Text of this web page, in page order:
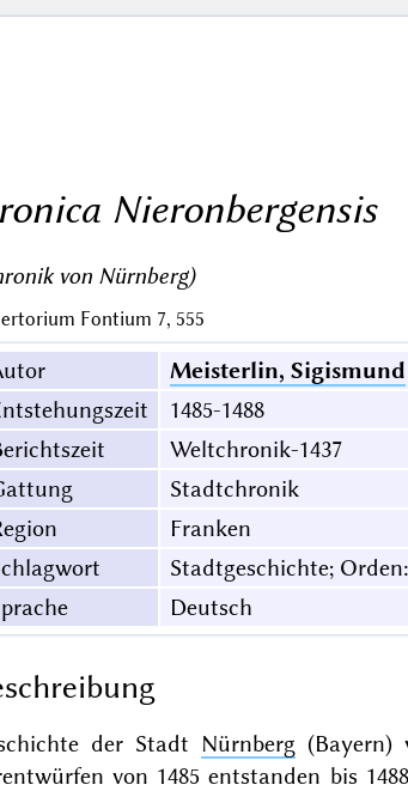
Nieronbergensis
von Nürnberg)
Fontium 7, 555
Meisterlin, Sigismund
1485-1488
Weltchronik-1437
Stadtchronik
Franken
Stadtgeschichte;
Deutsch
der Stadt Nürnberg (Bayern)
von 1485 entstanden bis